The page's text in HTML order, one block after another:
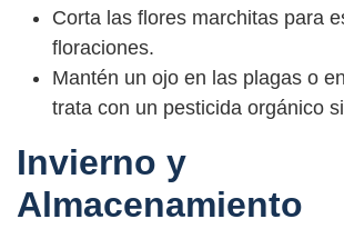
Corta las flores marchitas para
floraciones.
Mantén un ojo en las plagas o
trata con un pesticida orgánico
Invierno y
Almacenamiento